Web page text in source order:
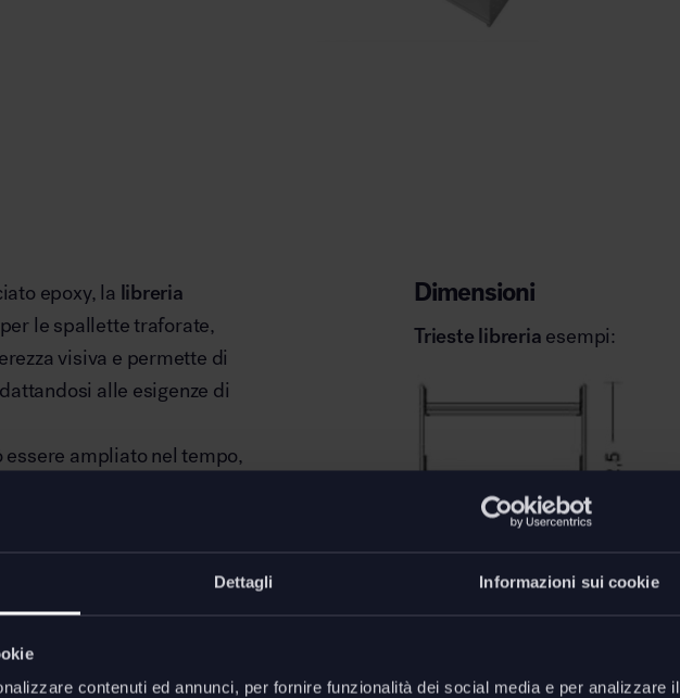
Dettagli Informazioni sui cookie
contenuti ed annunci, per fornire funzionalità dei social media e per analizzare il
epoxy, la libreria
le spallette traforate,
visiva e permette di
alle esigenze di
ampliato nel tempo,
su misura per ambienti
soluzioni più compatte a
o zone living.
sia in contesti
scelta perfetta per chi
Dimensioni
Trieste libreria esempi: